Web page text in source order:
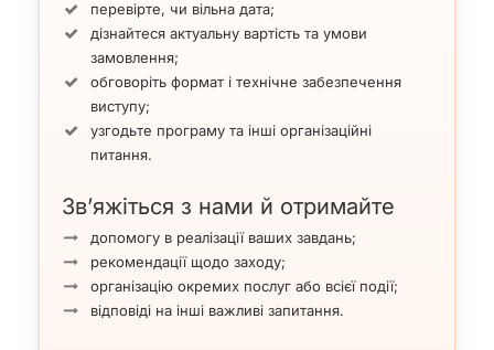
перевірте, чи вільна дата;
дізнайтеся актуальну вартість та умови
замовлення;
обговоріть формат і технічне забезпечення
виступу;
узгодьте програму та інші організаційні
питання.
Зв’яжіться з нами й отримайте
допомогу в реалізації ваших завдань;
рекомендації щодо заходу;
організацію окремих послуг або всієї події;
відповіді на інші важливі запитання.